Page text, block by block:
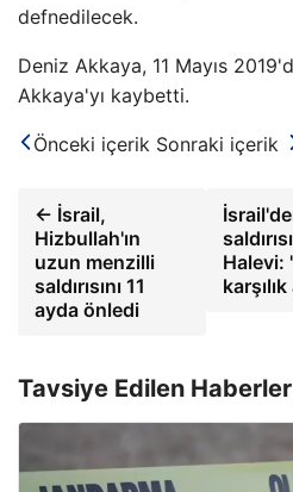
defnedilecek.
Deniz Akkaya, 11 Mayıs
Akkaya'yı kaybetti.
Önceki içerik Sonraki içerik
← İsrail,
Hizbullah'ın
uzun menzilli
saldırısını 11
ayda önledi
Halevi:
Tavsiye Edilen Haberler